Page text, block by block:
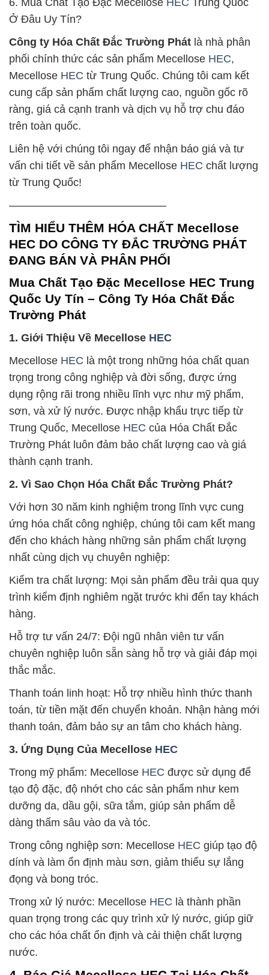
Ở Đâu Uy Tín?
Công ty Hóa Chất Đắc Trường Phát là nhà phân
phối chính thức các sản phẩm Mecellose HEC,
Mecellose HEC từ Trung Quốc. Chúng tôi cam kết
cung cấp sản phẩm chất lượng cao, nguồn gốc rõ
ràng, giá cả cạnh tranh và dịch vụ hỗ trợ chu đáo
trên toàn quốc.
Liên hệ với chúng tôi ngay để nhận báo giá và tư
vấn chi tiết về sản phẩm Mecellose HEC chất lượng
từ Trung Quốc!
——————————————–
TÌM HIỂU THÊM HÓA CHẤT Mecellose
HEC DO CÔNG TY ĐẮC TRƯỜNG PHÁT
ĐANG BÁN VÀ PHÂN PHỐI
Mua Chất Tạo Đặc Mecellose HEC Trung
Quốc Uy Tín – Công Ty Hóa Chất Đắc
Trường Phát
1. Giới Thiệu Về Mecellose HEC
Mecellose HEC là một trong những hóa chất quan
trọng trong công nghiệp và đời sống, được ứng
dụng rộng rãi trong nhiều lĩnh vực như mỹ phẩm,
sơn, và xử lý nước. Được nhập khẩu trực tiếp từ
Trung Quốc, Mecellose HEC của Hóa Chất Đắc
Trường Phát luôn đảm bảo chất lượng cao và giá
thành cạnh tranh.
2. Vì Sao Chọn Hóa Chất Đắc Trường Phát?
Với hơn 30 năm kinh nghiệm trong lĩnh vực cung
ứng hóa chất công nghiệp, chúng tôi cam kết mang
đến cho khách hàng những sản phẩm chất lượng
nhất cùng dịch vụ chuyên nghiệp:
Kiểm tra chất lượng: Mọi sản phẩm đều trải qua quy
trình kiểm định nghiêm ngặt trước khi đến tay khách
hàng.
Hỗ trợ tư vấn 24/7: Đội ngũ nhân viên tư vấn
chuyên nghiệp luôn sẵn sàng hỗ trợ và giải đáp mọi
thắc mắc.
Thanh toán linh hoạt: Hỗ trợ nhiều hình thức thanh
toán, từ tiền mặt đến chuyển khoản. Nhận hàng mới
thanh toán, đảm bảo sự an tâm cho khách hàng.
3. Ứng Dụng Của Mecellose HEC
Trong mỹ phẩm: Mecellose HEC được sử dụng để
tạo độ đặc, độ nhớt cho các sản phẩm như kem
dưỡng da, dầu gội, sữa tắm, giúp sản phẩm dễ
dàng thấm sâu vào da và tóc.
Trong công nghiệp sơn: Mecellose HEC giúp tạo độ
dính và làm ổn định màu sơn, giảm thiểu sự lắng
đọng và bong tróc.
Trong xử lý nước: Mecellose HEC là thành phần
quan trọng trong các quy trình xử lý nước, giúp giữ
cho các hóa chất ổn định và cải thiện chất lượng
nước.